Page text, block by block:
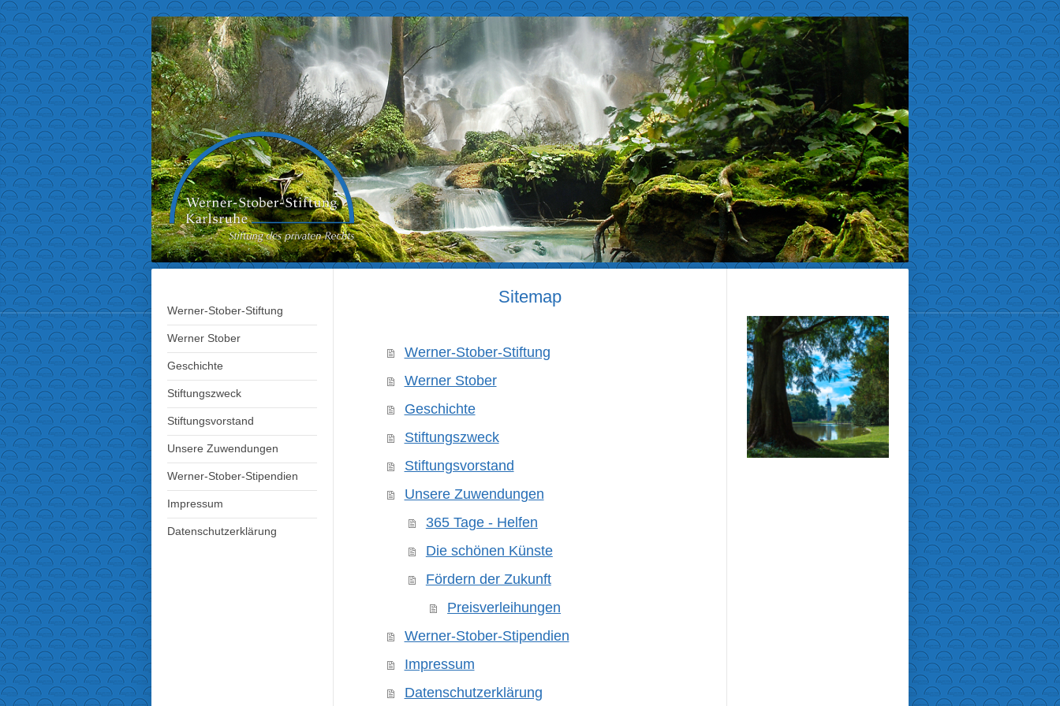
Werner-Stober-Stiftung
Werner Stober
Geschichte
Stiftungszweck
Stiftungsvorstand
Unsere Zuwendungen
Werner-Stober-Stipendien
Impressum
Datenschutzerklärung
Sitemap
Werner-Stober-Stiftung
Werner Stober
Geschichte
Stiftungszweck
Stiftungsvorstand
Unsere Zuwendungen
365 Tage - Helfen
Die schönen Künste
Fördern der Zukunft
Preisverleihungen
Werner-Stober-Stipendien
Impressum
Datenschutzerklärung